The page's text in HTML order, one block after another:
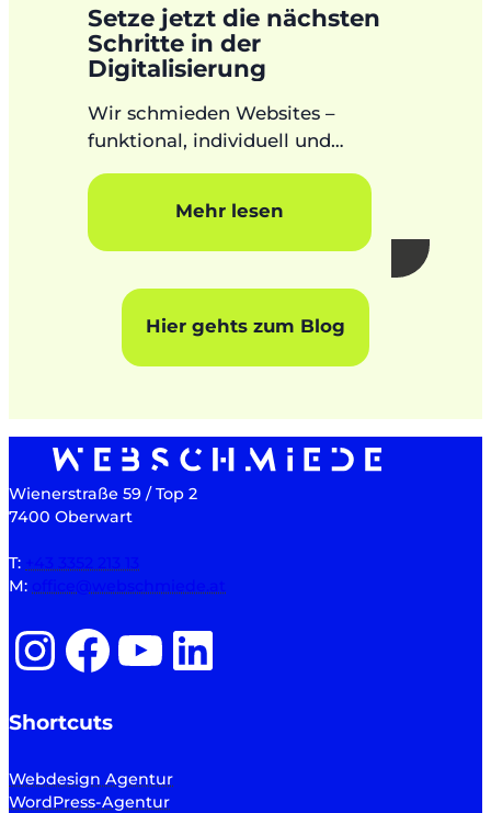
Setze jetzt die nächsten
Schritte in der
Digitalisierung
Wir schmieden Websites –
funktional, individuell und
zukunftssicher. Vom ersten
Drahtmodell bis zum letzten
Mehr lesen
Hier gehts zum Blog
Wienerstraße 59 / Top 2
7400 Oberwart
T:
M:
InstagramFacebook YouTube LinkedIn
Shortcuts
Webdesign Agentur
WordPress-Agentur